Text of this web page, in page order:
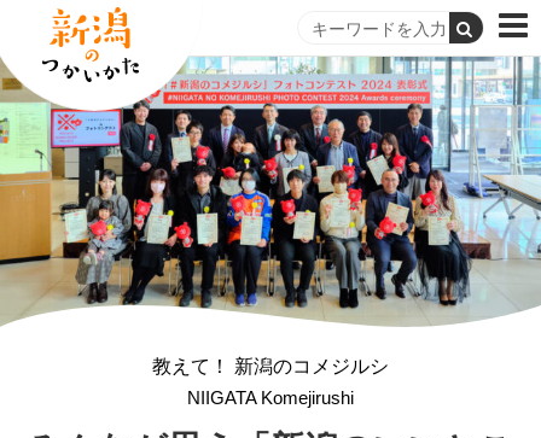
教えて！ 新潟のコメジルシ
NIIGATA Komejirushi